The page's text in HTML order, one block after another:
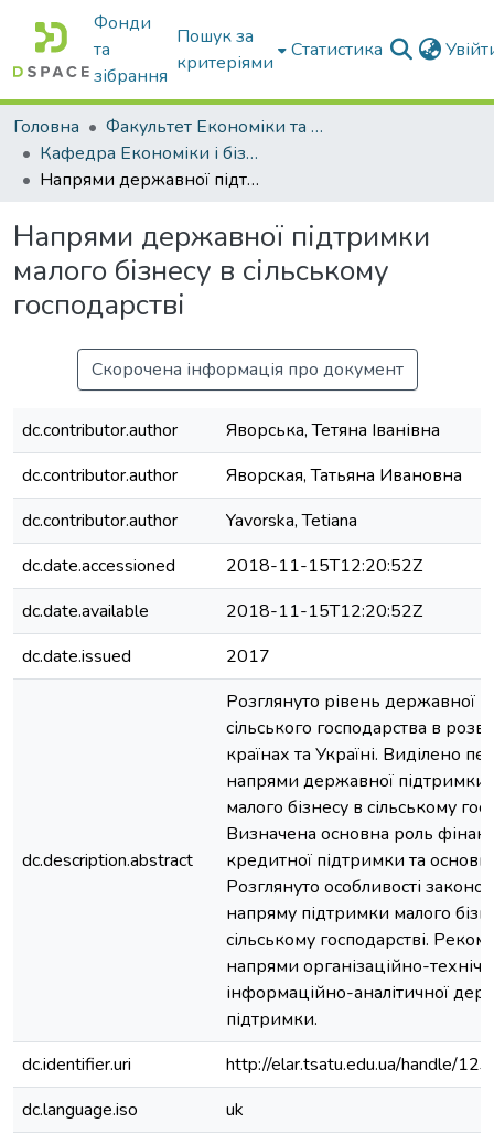
Фонди
та
зібрання
Пошук за
критеріями
Статистика
Головна
Факультет Економіки та бізнесу
Кафедра Економіки і бізнесу
Напрями державної підтримки малого бізнесу в сільському господарстві
Напрями державної підтримки
малого бізнесу в сільському
господарстві
Скорочена інформація про документ
dc.contributor.author
Яворська, Тетяна Іванівна
dc.contributor.author
Яворская, Татьяна Ивановна
dc.contributor.author
Yavorska, Tetiana
dc.date.accessioned
2018-11-15T12:20:52Z
dc.date.available
2018-11-15T12:20:52Z
dc.date.issued
2017
dc.description.abstract
Розглянуто рівень державної
сільського господарства в
країнах та Україні. Виділено
напрями державної підтримки
малого бізнесу в сільському
Визначена основна роль
кредитної підтримки та основні
Розглянуто особливості
напряму підтримки малого
сільському господарстві.
напрями організаційно-
інформаційно-аналітичної
підтримки.
dc.identifier.uri
http://elar.tsatu.edu.ua/handle/
dc.language.iso
uk